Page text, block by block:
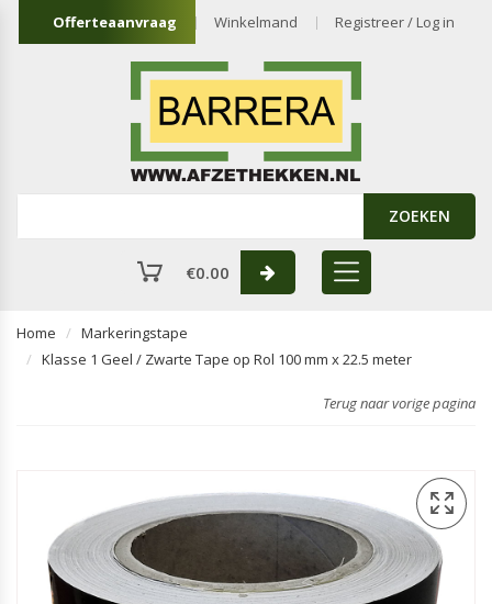
Offerteaanvraag Winkelmand Registreer / Log in
ZOEKEN
€0.00
Home
Markeringstape
Klasse 1 Geel / Zwarte Tape op Rol 100 mm x 22.5 meter
Terug naar vorige pagina